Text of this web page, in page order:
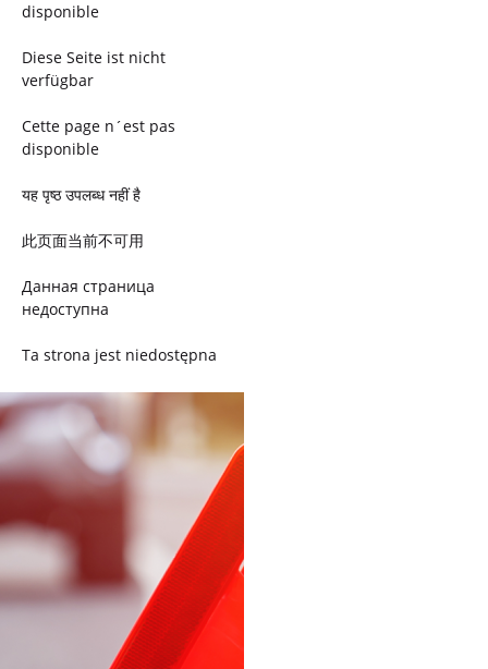
disponible
Diese Seite ist nicht
verfügbar
Cette page n´est pas
disponible
यह पृष्ठ उपलब्ध नहीं है
此页面当前不可用
Данная страница
недоступна
Ta strona jest niedostępna
Trang này không có
Esta página não está
disponível
このページは現在利用できま
せん
Pagina non disponibile
هذه الصفحة غير متوفرة